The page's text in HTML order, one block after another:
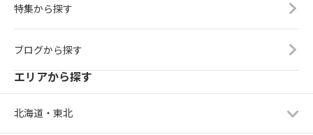
特集から探す
ブログから探す
エリアから探す
北海道・東北